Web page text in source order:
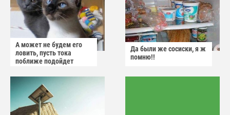
А может не будем его
ловить, пусть тока
поближе подойдет
Да были же сосиски, я ж
помню!!